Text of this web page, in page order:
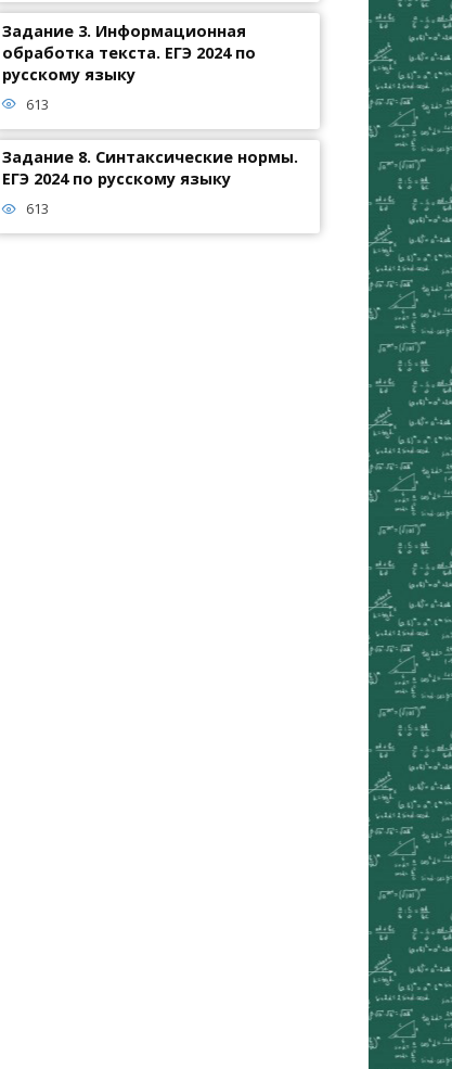
Задание 3. Информационная
обработка текста. ЕГЭ 2024 по
русскому языку
613
Задание 8. Синтаксические нормы.
ЕГЭ 2024 по русскому языку
613